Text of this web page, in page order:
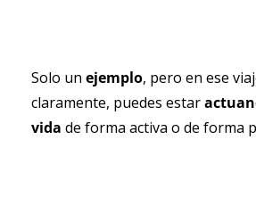
Solo un ejemplo, pero en ese
claramente, puedes estar
vida de forma activa o de forma